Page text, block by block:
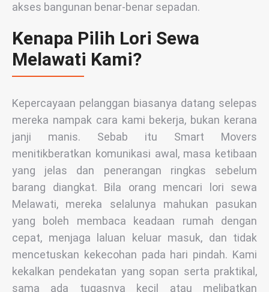
akses bangunan benar-benar sepadan.
Kenapa Pilih Lori Sewa
Melawati Kami?
Kepercayaan pelanggan biasanya datang selepas
mereka nampak cara kami bekerja, bukan kerana
janji manis. Sebab itu Smart Movers
menitikberatkan komunikasi awal, masa ketibaan
yang jelas dan penerangan ringkas sebelum
barang diangkat. Bila orang mencari lori sewa
Melawati, mereka selalunya mahukan pasukan
yang boleh membaca keadaan rumah dengan
cepat, menjaga laluan keluar masuk, dan tidak
mencetuskan kekecohan pada hari pindah. Kami
kekalkan pendekatan yang sopan serta praktikal,
sama ada tugasnya kecil atau melibatkan